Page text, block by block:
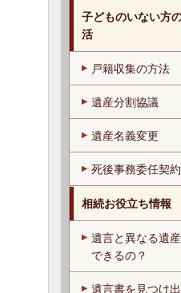
子どものいない方
活
戸籍収集の方法
遺産分割協議
遺産名義変更
死後事務委任契約
相続お役立ち情報
遺言と異なる遺
できるの？
遺言書を見つけ